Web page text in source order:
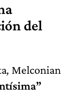
del
, Melconian